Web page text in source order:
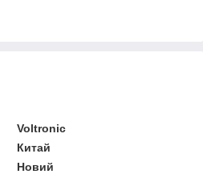
Voltronic
Китай
Новий